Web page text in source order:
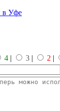
в Уфе
4 | 3 | 2 |